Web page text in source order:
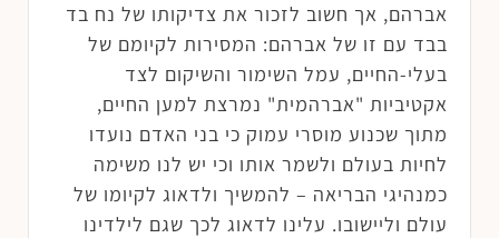
אברהם, אך חשוב לזכור את צדיקותו של נח בד
בבד עם זו של אברהם: המסירות לקיומם של
בעלי-החיים, עמל השימור והשיקום לצד
אקטיביות "אברהמית" נמרצת למען החיים,
מתוך שכנוע מוסרי עמוק כי בני האדם נועדו
לחיות בעולם ולשמר אותו וכי יש לנו משימה
כמנהיגי הבריאה – להמשיך ולדאוג לקיומו של
עולם וליישובו. עלינו לדאוג לכך שגם לילדינו